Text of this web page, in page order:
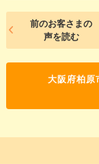
前のお客さまの
声を読む
大阪府柏原